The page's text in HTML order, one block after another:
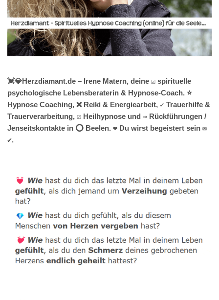
💓️💎Herzdiamant.de – Irene Matern, deine ☑️ spirituelle
psychologische Lebensberaterin & Hypnose-Coach. ⭐
Hypnose Coaching, ❌ Reiki & Energiearbeit, ✓ Trauerhilfe &
Trauerverarbeitung, ☑️ Heilhypnose und ⇒ Rückführungen /
Jenseitskontakte in ⭕ Beelen. ❤ Du wirst begeistert sein ✉
✔.